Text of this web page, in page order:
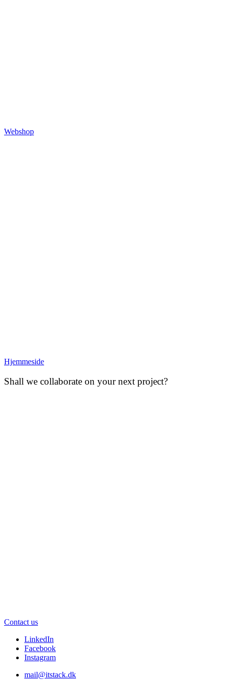
Webshop
Hjemmeside
Shall we collaborate on your next project?
Contact us
LinkedIn
Facebook
Instagram
mail@itstack.dk